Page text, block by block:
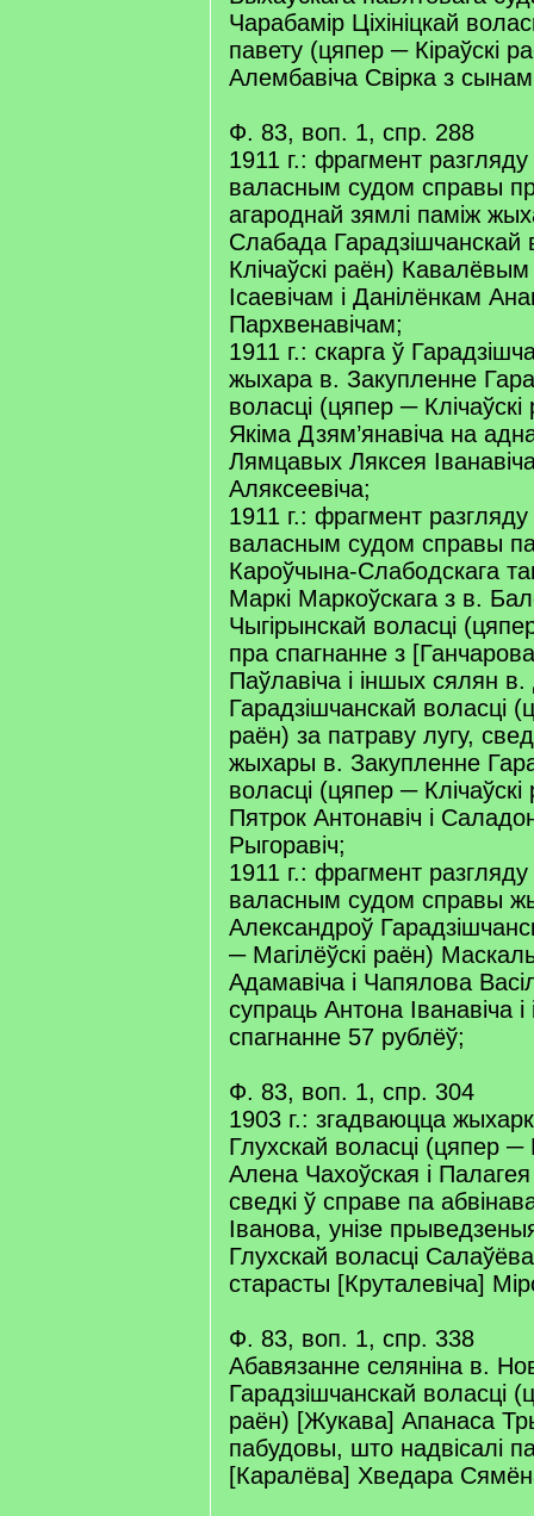
Чарабамір Ціхініцкай
павету (цяпер ─ Кіраўскі
Алембавіча Свірка з
Ф. 83, воп. 1, спр. 288
1911 г.: фрагмент разгляду
валасным судом справы
агароднай зямлі паміж
Слабада Гарадзішчанскай
Клічаўскі раён)
Ісаевічам і Данілёнкам
Пархвенавічам;
1911 г.: скарга ў
жыхара в. Закупленне
воласці (цяпер ─
Якіма Дзям’янавіча на
Лямцавых Ляксея
Аляксеевіча;
1911 г.: фрагмент разгляду
валасным судом справы
Кароўчына-Слабодскага
Маркі Маркоўскага з в.
Чыгірынскай воласці
пра спагнанне з
Паўлавіча і іншых сялян
Гарадзішчанскай воласці
раён) за патраву лугу,
жыхары в. Закупленне
воласці (цяпер ─
Пятрок Антонавіч і
Рыгоравіч;
1911 г.: фрагмент разгляду
валасным судом справы
Александроў
─ Магілёўскі раён)
Адамавіча і Чапялова
супраць Антона Іванавіча
спагнанне 57 рублёў;
Ф. 83, воп. 1, спр. 304
1903 г.: згадваюцца
Глухскай воласці (цяпер ─
Алена Чахоўская і
сведкі ў справе па
Іванова, унізе
Глухскай воласці Салаўёва
старасты [Круталевіча]
Ф. 83, воп. 1, спр. 338
Абавязанне селяніна в.
Гарадзішчанскай воласці
раён) [Жукава] Апанаса
пабудовы, што надвісалі
[Каралёва] Хведара